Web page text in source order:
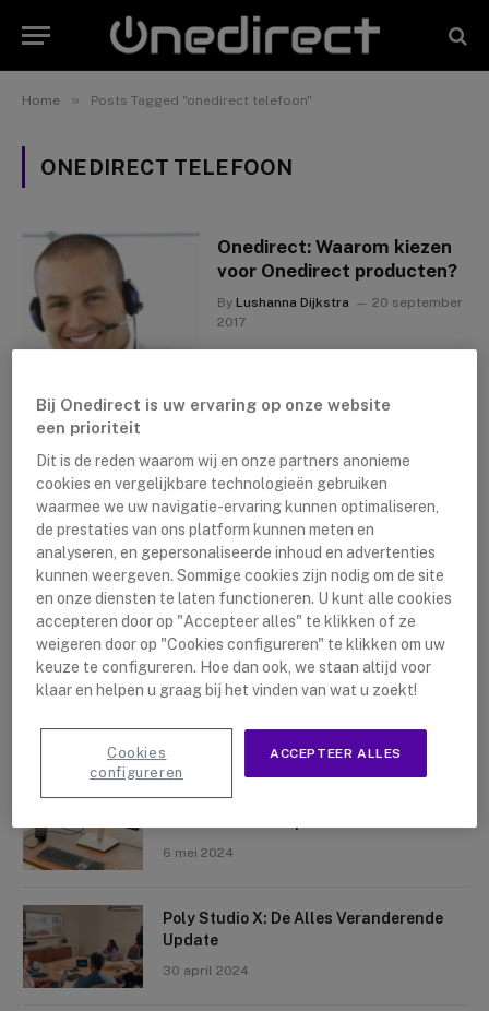
Home » Posts Tagged "onedirect telefoon"
ONEDIRECT TELEFOON
Onedirect: Waarom kiezen
voor Onedirect producten?
By Lushanna Dijkstra
20 september
2017
Nieuwste artikelen
Logitech Sight: De Tafelcamera Voor
Crosscall X-Space: Transformeer Je
6 mei 2024
Poly Studio X: De Alles Veranderende
Update
30 april 2024
Bij Onedirect is uw ervaring op onze website
een prioriteit
Dit is de reden waarom wij en onze partners anonieme
cookies en vergelijkbare technologieën gebruiken
waarmee we uw navigatie-ervaring kunnen optimaliseren,
de prestaties van ons platform kunnen meten en
analyseren, en gepersonaliseerde inhoud en advertenties
kunnen weergeven. Sommige cookies zijn nodig om de site
en onze diensten te laten functioneren. U kunt alle cookies
accepteren door op "Accepteer alles" te klikken of ze
weigeren door op "Cookies configureren" te klikken om uw
keuze te configureren. Hoe dan ook, we staan altijd voor
klaar en helpen u graag bij het vinden van wat u zoekt!
ACCEPTEER ALLES
Cookies
configureren